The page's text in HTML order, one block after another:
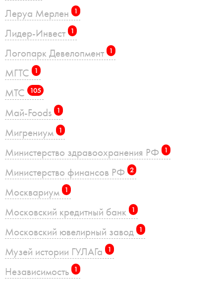
Леруа Мерлен 1
Лидер-Инвест 1
Логопарк Девелопмент 1
МГТС 1
МТС 105
Май-Foods 1
Мигрениум 1
Министерство здравоохранения РФ 1
Министерство финансов РФ 2
Москвариум 1
Московский кредитный банк 1
Московский ювелирный завод 1
Музей истории ГУЛАГа 1
Независимость 1